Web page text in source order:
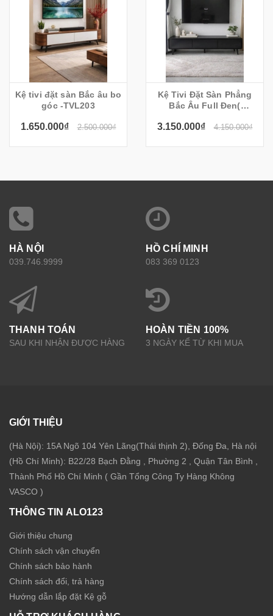
Kệ tivi đặt sàn Bắc âu bo
góc -TVL203
1.650.000₫ 2.500.000₫
Kệ Tivi Đặt Sàn Phẳng
Bắc Âu Full Đen(
3.150.000₫ 4.150.000₫
HÀ NỘI
039.746.9999
HỒ CHÍ MINH
083 369 0123
THANH TOÁN
SAU KHI NHẬN ĐƯỢC HÀNG
HOÀN TIỀN 100%
3 NGÀY KỂ TỪ KHI MUA
GIỚI THIỆU
(Hà Nội): 15A Ngõ 104 Yên Lãng(Thái thịnh 2), Đống Đa, Hà nội
(Hồ Chí Minh): B22/28 Bạch Đằng , Phường 2 , Quận Tân Bình ,
Thành Phố Hồ Chí Minh ( Gần Tổng Công Ty Hàng Không
VASCO )
THÔNG TIN ALO123
Giới thiệu chung
Chính sách vận chuyển
Chính sách bảo hành
Chính sách đổi, trả hàng
Hướng dẫn lắp đặt Kệ gỗ